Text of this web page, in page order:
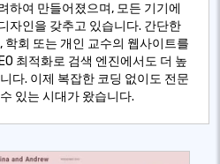
하여 만들어졌으며, 모든 기기에
자인을 갖추고 있습니다. 간단한
학회 또는 개인 교수의 웹사이트를
최적화로 검색 엔진에서도 더 높
다. 이제 복잡한 코딩 없이도 전문
있는 시대가 왔습니다.